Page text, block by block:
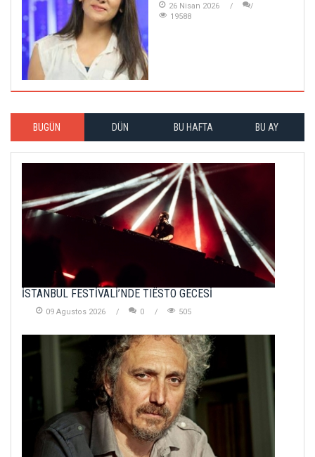
26 Nisan 2026
19588
BUGÜN DÜN BU HAFTA BU AY
İSTANBUL FESTİVALİ’NDE TIËSTO GECESİ
09 Agustos 2026 0 505